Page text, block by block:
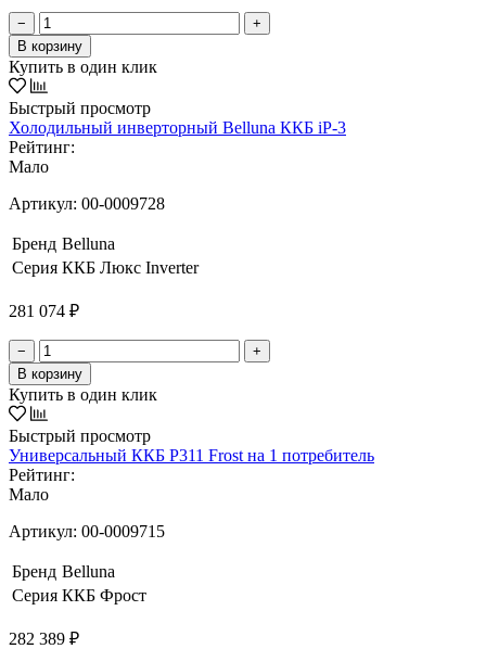
−
+
В корзину
Купить в один клик
Быстрый просмотр
Холодильный инверторный Belluna ККБ iP-3
Рейтинг:
Мало
Артикул: 00-0009728
Бренд Belluna
Серия ККБ Люкс Inverter
281 074 ₽
−
+
В корзину
Купить в один клик
Быстрый просмотр
Универсальный ККБ Р311 Frost на 1 потребитель
Рейтинг:
Мало
Артикул: 00-0009715
Бренд Belluna
Серия ККБ Фрост
282 389 ₽